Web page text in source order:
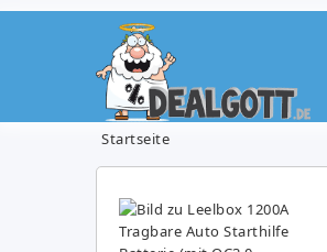
Startseite